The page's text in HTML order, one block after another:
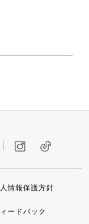
情報保護方針
ードバック